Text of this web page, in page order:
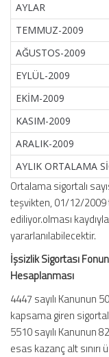
AYLAR
TEMMUZ-2009
AĞUSTOS-2009
EYLÜL-2009
EKİM-2009
KASIM-2009
ARALIK-2009
AYLIK ORTALAMA
Ortalama sigortalı
teşvikten, 01/12/2009
ediliyor.olması
yararlanılabilecektir.
İşsizlik Sigortası
Hesaplanması
4447 sayılı Kanunun
kapsama giren
5510 sayılı Kanunun
esas kazanç alt